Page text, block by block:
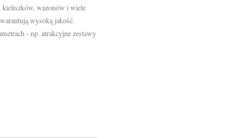
kieliszków, wazonów i wiele
wysoką jakość.
- np. atrakcyjne zestawy